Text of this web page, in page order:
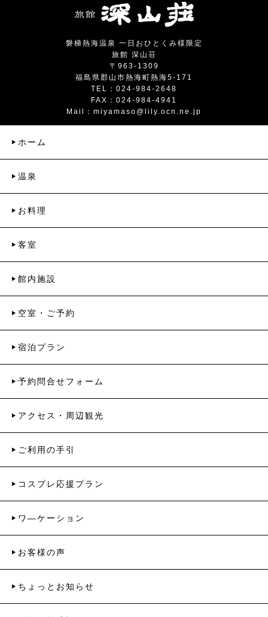
磐梯熱海温泉 一日おひとくみ様限定
旅館 深山荘
〒963-1309
福島県郡山市熱海町熱海5-171
TEL：024-984-2648
FAX：024-984-4941
Mail： miyamaso@lily.ocn.ne.jp
ホーム
温泉
お料理
客室
館内施設
空室・ご予約
宿泊プラン
予約問合せフォーム
アクセス・周辺観光
ご利用の手引
コスプレ応援プラン
ワ―ケーション
お客様の声
ちょっとお知らせ